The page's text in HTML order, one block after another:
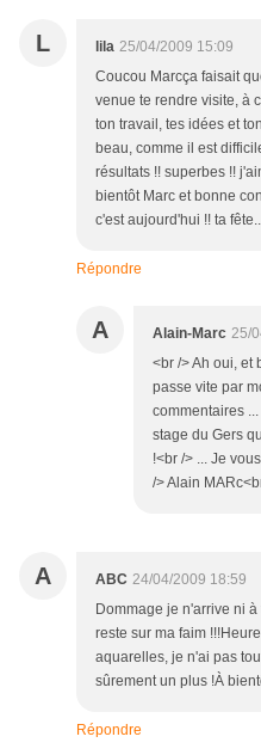
L lila 25/04/2009 15:09
Coucou Marcça faisait
venue te rendre visite, à
ton travail, tes idées et
beau, comme il est
résultats !! superbes !!
bientôt Marc et bonne
c'est aujourd'hui !! ta
Répondre
A Alain-Marc 25/
<br /> Ah oui, et
passe vite par
commentaires
stage du Gers
!<br /> ... Je
/> Alain
A ABC 24/04/2009 18:59
Dommage je n'arrive ni
reste sur ma faim
aquarelles, je n'ai pas
sûrement un plus !À
Répondre